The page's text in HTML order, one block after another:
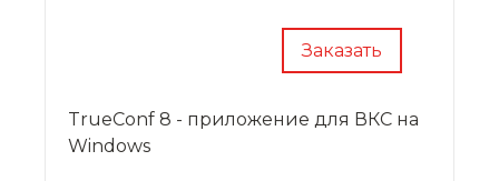
Заказать
TrueConf 8 - приложение для ВКС на
Windows